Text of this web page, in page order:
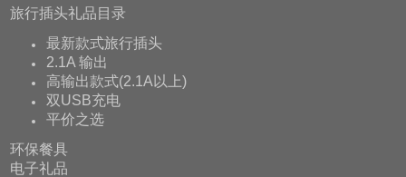
旅行插头礼品目录
最新款式旅行插头
2.1A 输出
高输出款式(2.1A以上)
双USB充电
平价之选
环保餐具
电子礼品